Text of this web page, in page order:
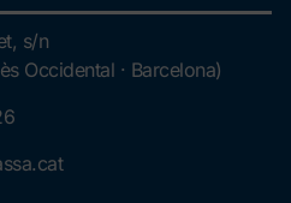
s/n
Occidental · Barcelona)